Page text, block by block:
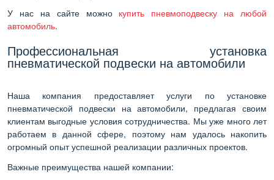
У нас на сайте можно купить пневмоподвеску на любой
автомобиль.
Профессиональная установка
пневматической подвески на автомобили
Наша компания предоставляет услуги по установке
пневматической подвески на автомобили, предлагая своим
клиентам выгодные условия сотрудничества. Мы уже много лет
работаем в данной сфере, поэтому нам удалось накопить
огромный опыт успешной реализации различных проектов.
Важные преимущества нашей компании: